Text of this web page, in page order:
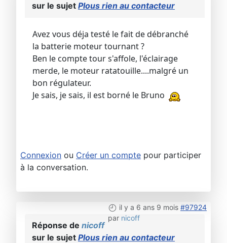
sur le sujet Plous rien au contacteur
Avez vous déja testé le fait de débranché
la batterie moteur tournant ?
Ben le compte tour s'affole, l'éclairage
merde, le moteur ratatouille....malgré un
bon régulateur.
Je sais, je sais, il est borné le Bruno
Connexion ou Créer un compte pour participer
à la conversation.
il y a 6 ans 9 mois #97924
par nicoff
Réponse de nicoff
sur le sujet Plous rien au contacteur